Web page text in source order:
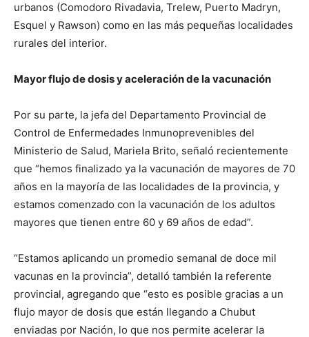
urbanos (Comodoro Rivadavia, Trelew, Puerto Madryn,
Esquel y Rawson) como en las más pequeñas localidades
rurales del interior.
Mayor flujo de dosis y aceleración de la vacunación
Por su parte, la jefa del Departamento Provincial de
Control de Enfermedades Inmunoprevenibles del
Ministerio de Salud, Mariela Brito, señaló recientemente
que “hemos finalizado ya la vacunación de mayores de 70
años en la mayoría de las localidades de la provincia, y
estamos comenzado con la vacunación de los adultos
mayores que tienen entre 60 y 69 años de edad”.
“Estamos aplicando un promedio semanal de doce mil
vacunas en la provincia”, detalló también la referente
provincial, agregando que “esto es posible gracias a un
flujo mayor de dosis que están llegando a Chubut
enviadas por Nación, lo que nos permite acelerar la